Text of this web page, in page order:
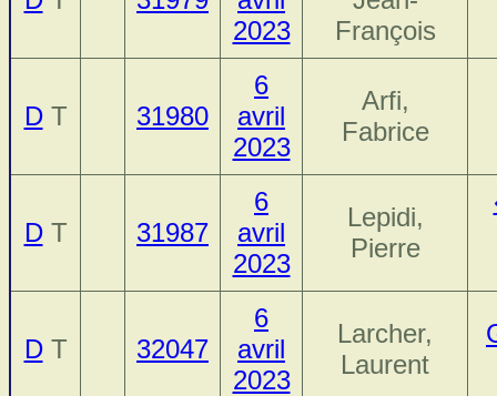
2023
François
DT 31980
6
avril
2023
Arfi,
Fabrice
DT 31987
6
avril
2023
Lepidi,
Pierre
DT 32047
6
avril
2023
Larcher,
Laurent